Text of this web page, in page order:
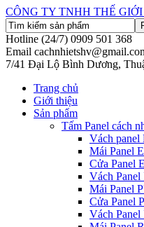
CÔNG TY TNHH THẾ
Hotline (24/7) 0909 501 368
Email
7/41 Đại Lộ Bình Dương,
Trang chủ
Giới thiệu
Sản phẩm
Tấm Panel cách
Vách panel
Mái Panel
Cửa Panel
Vách Panel
Mái Panel
Cửa Panel
Vách